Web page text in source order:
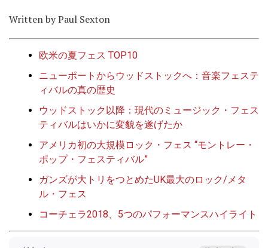
Written by Paul Sexton
欧米の夏フェス TOP10
ニューポートからウッドストックへ：音楽フェステ
ィバルの真の歴史
ウッドストック以降：現代のミュージック・フェス
ティバルはいかに変貌を遂げたか
アメリカ初の大規模ロック・フェス “モントレー・
ポップ・フェスティバル”
ガンズが大トリをつとめたUK最大のロック/メタ
ル・フェス
コーチェラ2018、5つのパフォーマンスハイライト